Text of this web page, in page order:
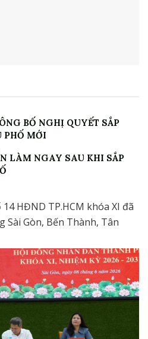
BỐ NGHỊ QUYẾT SẮP
PHỐ MỚI
LÀM NGAY SAU KHI SẮP
HĐND TP.HCM khóa XI đã
Sài Gòn, Bến Thành, Tân